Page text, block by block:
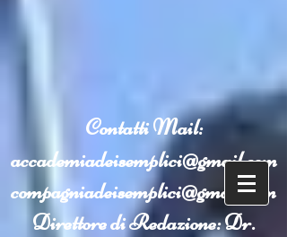
ContattiMail:
accademiadeisemplici@gmail.com
compagniadeisemplici@gmail.com
Direttore di Redazione: Dr.